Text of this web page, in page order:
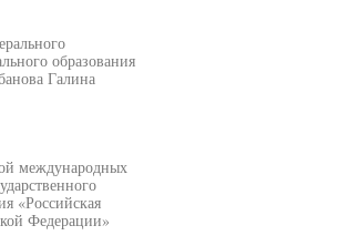
образования
Галина
международных
«Российская
Федерации»